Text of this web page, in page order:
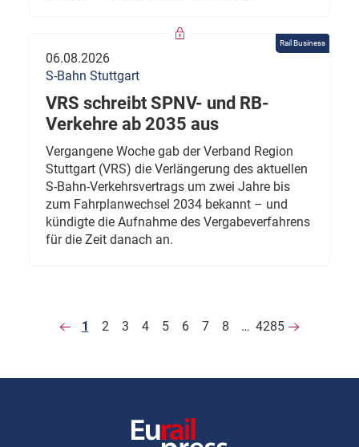
Rail Business
06.08.2026
S-Bahn Stuttgart
VRS schreibt SPNV- und RB-
Verkehre ab 2035 aus
Vergangene Woche gab der Verband Region
Stuttgart (VRS) die Verlängerung des aktuellen
S-Bahn-Verkehrsvertrags um zwei Jahre bis
zum Fahrplanwechsel 2034 bekannt – und
kündigte die Aufnahme des Vergabeverfahrens
für die Zeit danach an.
1 2 3 4 5 6 7 8 … 4285